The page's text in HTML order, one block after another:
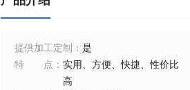
提供加工定制 ： 是
特点 ： 实用、方便、快捷、性价比
高